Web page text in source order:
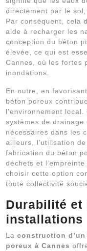
directement par le
Par conséquent, cela
aide à recharger les
conception du béton
élevée, ce qui est
Cannes, où les fortes
inondations.
En outre, en
béton poreux
l’environnement
systèmes de
nécessaires dans les
ailleurs, l’utilisation
fabrication du béton
déchets et
choisir cette option
toute collectivité
Durabilité et
installations
La construction
poreux à Cannes